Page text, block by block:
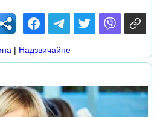
| Надзвичайне